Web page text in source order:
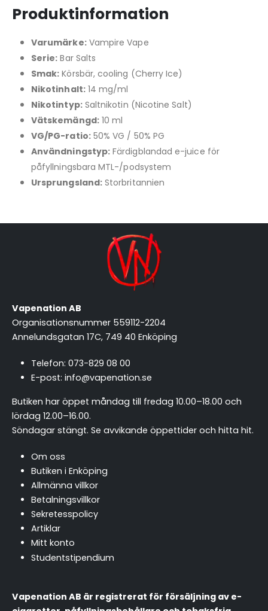
Produktinformation
Varumärke:Vampire Vape
Serie: Bar Salts
Smak: Körsbär, cooling (Cherry Ice)
Nikotinhalt:14 mg/ml
Nikotintyp:Saltnikotin (Nicotine Salt)
Vätskemängd:10 ml
VG/PG-ratio:50% VG / 50% PG
Användningstyp: Färdigblandad e-juice för
påfyllningsbara MTL-/podsystem
Ursprungsland:Storbritannien
Vapenation AB
Organisationsnummer 559112-2204
Annelundsgatan 17C, 749 40 Enköping
Telefon: 073-829 08 00
E-post: info@vapenation.se
Butiken har öppet måndag till fredag 10.00–18.00 och
lördag 12.00–16.00.
Söndagar stängt. Se avvikande öppettider och hitta hit.
Om oss
Butiken i Enköping
Allmänna villkor
Betalningsvillkor
Sekretesspolicy
Artiklar
Mitt konto
Studentstipendium
Vapenation AB är registrerat för försäljning av e-